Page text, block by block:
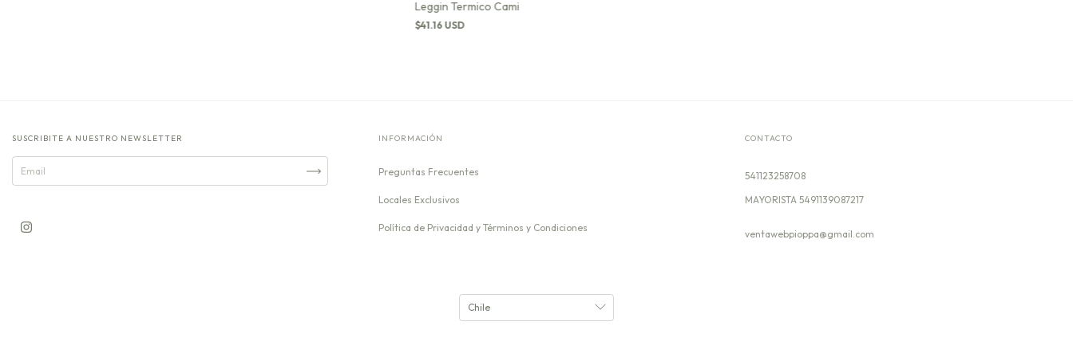
Leggin Termico Cami
$41.16 USD
SUSCRIBITE A NUESTRO NEWSLETTER INFORMACIÓN
Preguntas Frecuentes
Locales Exclusivos
Política de Privacidad y Términos y Condiciones
CONTACTO
541123258708
ventawebpioppa@gmail.com